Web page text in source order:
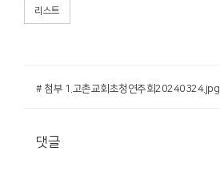
리스트
# 첨부 1.고촌교회초청연주회20240324.jpg
댓글